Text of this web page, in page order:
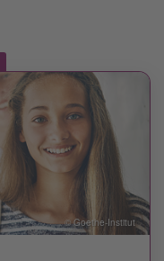
© Goethe-Institut